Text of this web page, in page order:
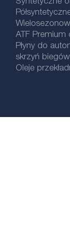
Syntetyczne
ATF Premium
Płyny do
skrzyń biegów
Oleje